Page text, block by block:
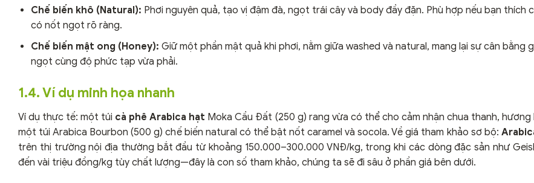
Chế biến khô (Natural): Phơi nguyên quả, tạo vị đậm đà, ngọt trái cây và body đầy đặn. Phù hợp nếu bạn thích
có nốt ngọt rõ ràng.
Chế biến mật ong (Honey): Giữ một phần mật quả khi phơi, nằm giữa washed và natural, mang lại sự cân bằng
ngọt cùng độ phức tạp vừa phải.
1.4. Ví dụ minh họa nhanh
Ví dụ thực tế: một túi cà phê Arabica hạt Moka Cầu Đất (250 g) rang vừa có thể cho cảm nhận chua thanh, hương
một túi Arabica Bourbon (500 g) chế biến natural có thể bật nốt caramel và socola. Về giá tham khảo sơ bộ:
trên thị trường nội địa thường bắt đầu từ khoảng 150.000–300.000 VNĐ/kg, trong khi các dòng đặc sản như
đến vài triệu đồng/kg tùy chất lượng—đây là con số tham khảo, chúng ta sẽ đi sâu ở phần giá bên dưới.